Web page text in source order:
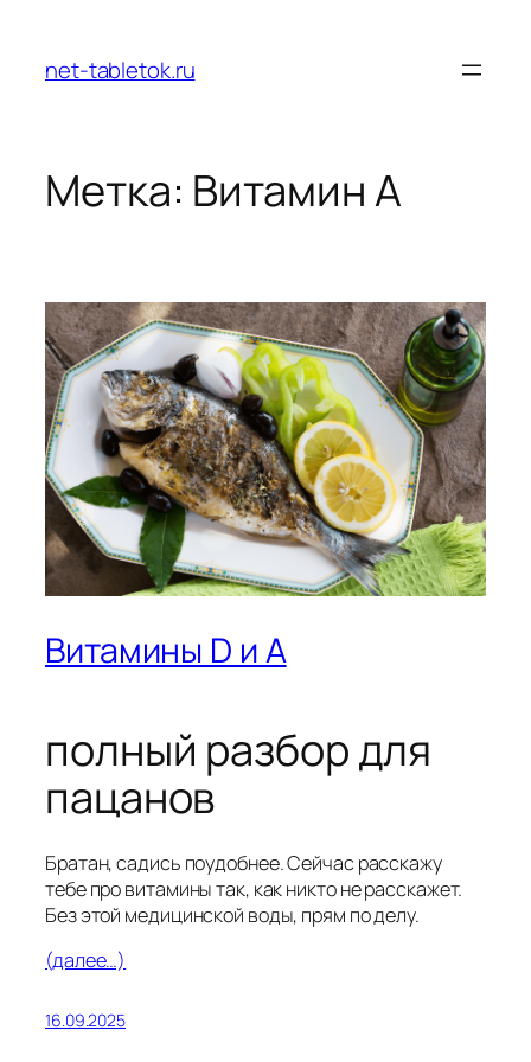
содержимому
net-tabletok.ru
Метка: Витамин А
Витамины D и A
полный разбор для
пацанов
Братан, садись поудобнее. Сейчас расскажу
тебе про витамины так, как никто не расскажет.
Без этой медицинской воды, прям по делу.
(далее…)
16.09.2025